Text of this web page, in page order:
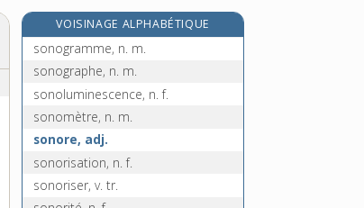
VOISINAGE ALPHABÉTIQUE
sono, n. f.
sonogramme, n. m.
sonographe, n. m.
sonoluminescence, n. f.
sonomètre, n. m.
sonore, adj.
sonorisation, n. f.
sonoriser, v. tr.